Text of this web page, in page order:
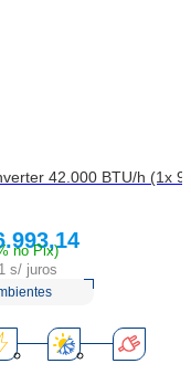
42.000 BTU/h (1x
no Pix)
s/ juros